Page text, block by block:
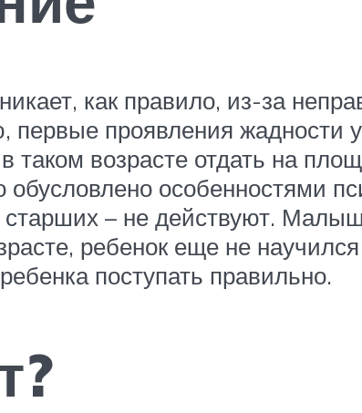
как правило, из-за
первые проявления жадности
таком возрасте отдать на
обусловлено особенностями
старших – не действуют.
ребенок еще не
поступать правильно.